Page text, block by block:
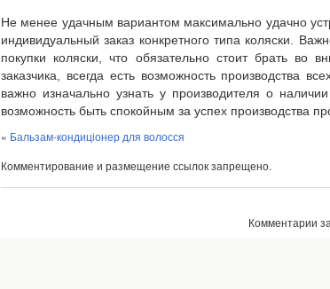
Не менее удачным вариантом максимально удачно
индивидуальный заказ конкретного типа коляски.
покупки коляски, что обязательно стоит брать во
заказчика, всегда есть возможность производства
важно изначально узнать у производителя о
возможность быть спокойным за успех производства
« Бальзам-кондиціонер для волосся
Комментирование и размещение ссылок запрещено.
Комментарии